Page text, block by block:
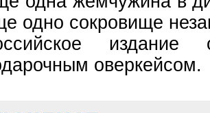
одно сокровище
оверкейсом.